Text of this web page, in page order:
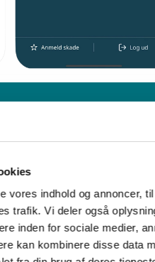
vores indhold og annoncer,
trafik. Vi deler også
inden for sociale medier,
kan kombinere disse data